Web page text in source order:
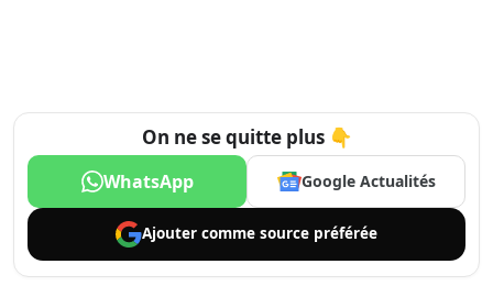
On ne se quitte plus 👇
WhatsApp Google Actualités
Ajouter comme source préférée